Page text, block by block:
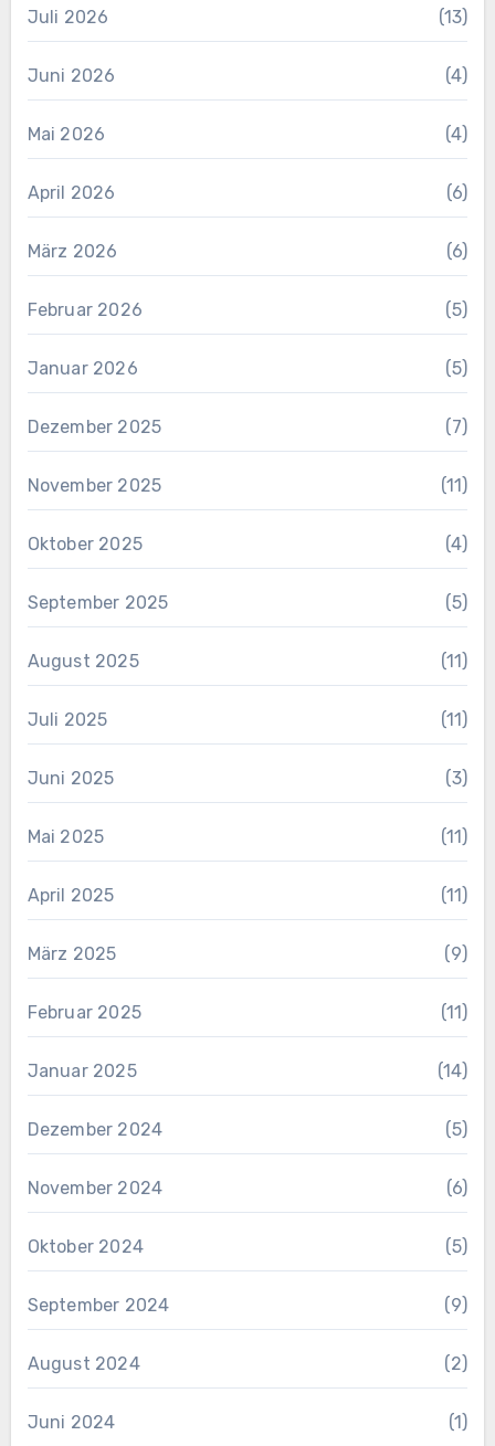
Juli 2026 (13)
Juni 2026 (4)
Mai 2026 (4)
April 2026 (6)
März 2026 (6)
Februar 2026 (5)
Januar 2026 (5)
Dezember 2025 (7)
November 2025 (11)
Oktober 2025 (4)
September 2025 (5)
August 2025 (11)
Juli 2025 (11)
Juni 2025 (3)
Mai 2025 (11)
April 2025 (11)
März 2025 (9)
Februar 2025 (11)
Januar 2025 (14)
Dezember 2024 (5)
November 2024 (6)
Oktober 2024 (5)
September 2024 (9)
August 2024 (2)
Juni 2024 (1)